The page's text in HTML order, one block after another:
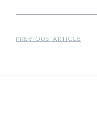
PREVIOUS ARTICLE